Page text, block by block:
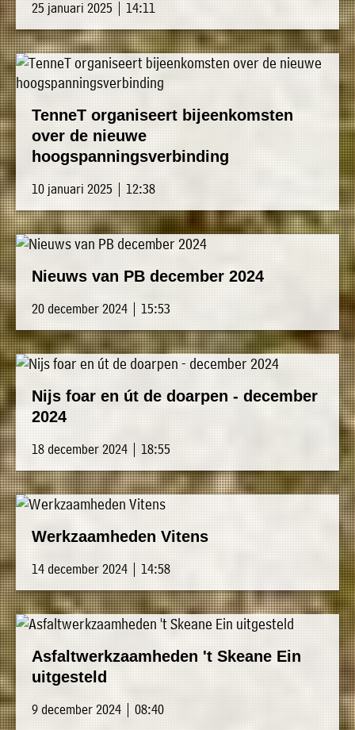
25 januari 2025 | 14:11
TenneT organiseert bijeenkomsten
over de nieuwe
hoogspanningsverbinding
10 januari 2025 | 12:38
Nieuws van PB december 2024
20 december 2024 | 15:53
Nijs foar en út de doarpen - december
2024
18 december 2024 | 18:55
Werkzaamheden Vitens
14 december 2024 | 14:58
Asfaltwerkzaamheden 't Skeane Ein
uitgesteld
9 december 2024 | 08:40